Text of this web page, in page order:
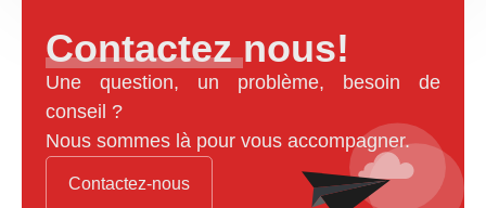
Contactez nous!
Une question, un problème, besoin de
conseil ?
Nous sommes là pour vous accompagner.
Contactez-nous